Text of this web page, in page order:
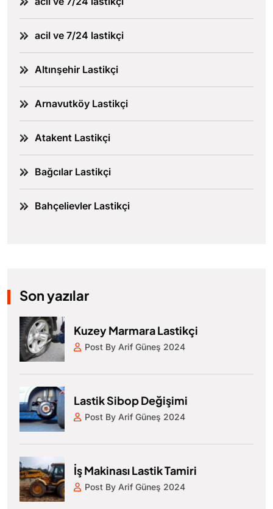
acil ve 7/24 lastikçi
Altınşehir Lastikçi
Arnavutköy Lastikçi
Atakent Lastikçi
Bağcılar Lastikçi
Bahçelievler Lastikçi
Son yazılar
Kuzey Marmara Lastikçi
Post By Arif Güneş 2024
Lastik Sibop Değişimi
Post By Arif Güneş 2024
İş Makinası Lastik Tamiri
Post By Arif Güneş 2024